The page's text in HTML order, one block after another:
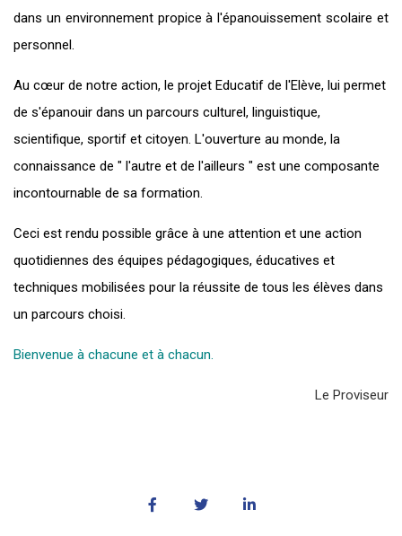
dans un environnement propice à l'épanouissement scolaire et
personnel.
Au cœur de notre action, le projet Educatif de l'Elève, lui permet
de s'épanouir dans un parcours culturel, linguistique,
scientifique, sportif et citoyen. L'ouverture au monde, la
connaissance de " l'autre et de l'ailleurs " est une composante
incontournable de sa formation.
Ceci est rendu possible grâce à une attention et une action
quotidiennes des équipes pédagogiques, éducatives et
techniques mobilisées pour la réussite de tous les élèves dans
un parcours choisi.
Bienvenue à chacune et à chacun.
Le Proviseur